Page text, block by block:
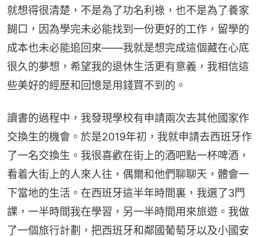
就想得很清楚，不是為了功名利祿，也不是為了養家
餬口，因為學完未必能找到一份更好的工作，留學的
成本也未必能追回來——我就是想完成這個藏在心底
很久的夢想，希望我的退休生活更有意義，我相信這
些美好的經歷和回憶是用錢買不到的。
讀書的過程中，我發現學校有申請兩次去其他國家作
交換生的機會。於是2019年初，我就申請去西班牙作
了一名交換生。我很喜歡在街上的酒吧點一杯啤酒，
看着大街上的人來人往，偶爾和他們聊聊天，體會一
下當地的生活。在西班牙這半年時間裏，我選了3門
課，一半時間我在學習，另一半時間用來旅遊。我做
了一個旅行計劃，把西班牙和鄰國葡萄牙以及小國安